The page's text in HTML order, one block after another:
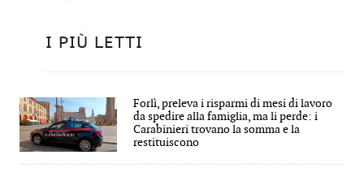
I PIÙ LETTI
Forlì, preleva i risparmi di mesi di lavoro
da spedire alla famiglia, ma li perde: i
Carabinieri trovano la somma e la
restituiscono